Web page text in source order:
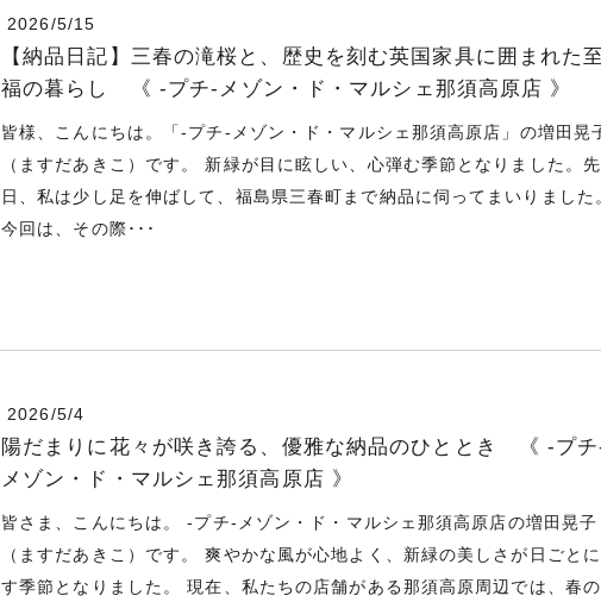
2026/5/15
【納品日記】三春の滝桜と、歴史を刻む英国家具に囲まれた
福の暮らし 《 -プチ-メゾン・ド・マルシェ那須高原店 》
皆様、こんにちは。「-プチ-メゾン・ド・マルシェ那須高原店」の増田晃
（ますだあきこ）です。 新緑が目に眩しい、心弾む季節となりました。先
日、私は少し足を伸ばして、福島県三春町まで納品に伺ってまいりました
今回は、その際･･･
2026/5/4
陽だまりに花々が咲き誇る、優雅な納品のひととき 《 -プ
メゾン・ド・マルシェ那須高原店 》
皆さま、こんにちは。 -プチ-メゾン・ド・マルシェ那須高原店の増田晃子
（ますだあきこ）です。 爽やかな風が心地よく、新緑の美しさが日ごと
す季節となりました。 現在、私たちの店舗がある那須高原周辺では、春